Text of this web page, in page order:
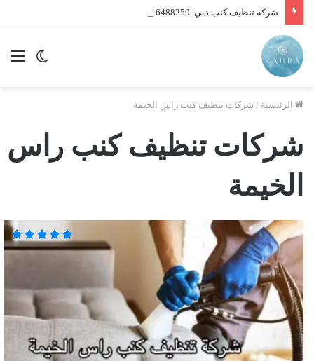
شركة تنظيف كنب دبي |01016488259| للايجار
الوضع
الرئيسية / شركات تنظيف كنب راس الخيمة
شركات تنظيف كنب راس
الخيمة